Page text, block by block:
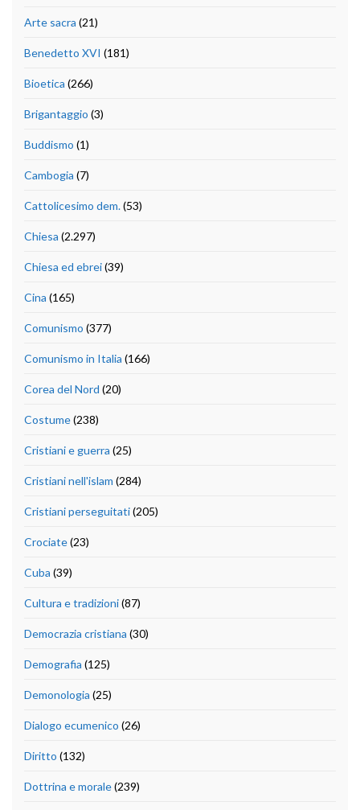
Arte sacra (21)
Benedetto XVI (181)
Bioetica (266)
Brigantaggio (3)
Buddismo (1)
Cambogia (7)
Cattolicesimo dem.(53)
Chiesa (2.297)
Chiesa ed ebrei(39)
Cina (165)
Comunismo (377)
Comunismo in Italia (166)
Corea del Nord (20)
Costume(238)
Cristiani e guerra (25)
Cristiani nell'islam (284)
Cristiani perseguitati(205)
Crociate(23)
Cuba (39)
Cultura e tradizioni(87)
Democrazia cristiana (30)
Demografia (125)
Demonologia (25)
Dialogo ecumenico (26)
Diritto (132)
Dottrina e morale(239)